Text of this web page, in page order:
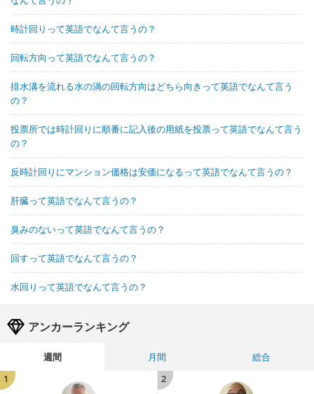
時計回りって英語でなんて言うの？
回転方向って英語でなんて言うの？
排水溝を流れる水の渦の回転方向はどちら向きって英語でなんて言う
の？
投票所では時計回りに順番に記入後の用紙を投票って英語でなんて言う
の？
反時計回りにマンション価格は安価になるって英語でなんて言うの？
肝臓って英語でなんて言うの？
臭みのないって英語でなんて言うの？
回すって英語でなんて言うの？
水回りって英語でなんて言うの？
アンカーランキング
週間 月間
総合
1
2